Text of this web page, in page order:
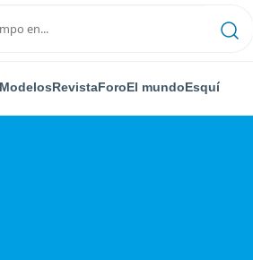
ModelosRevistaForoEl mundoEsquí